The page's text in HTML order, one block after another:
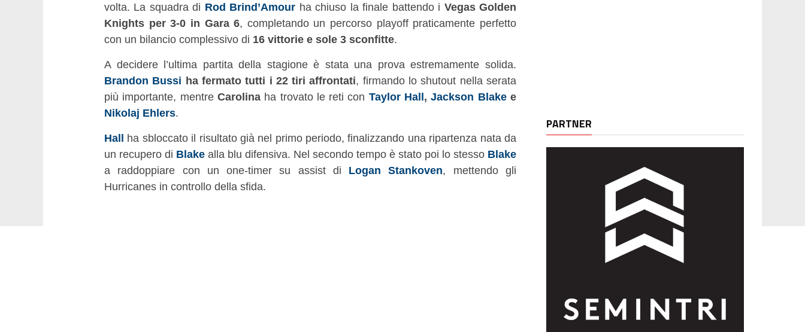
volta. La squadra di Rod Brind’Amour ha chiuso la finale battendo i Vegas Golden
Knights per 3-0 in Gara 6, completando un percorso playoff praticamente perfetto
con un bilancio complessivo di 16 vittorie e sole 3 sconfitte.
A decidere l’ultima partita della stagione è stata una prova estremamente solida.
Brandon Bussi ha fermato tutti i 22 tiri affrontati, firmando lo shutout nella serata
più importante, mentre Carolinaha trovato le reti con Taylor Hall,Jackson Blakee
Nikolaj Ehlers.
Hall ha sbloccato il risultato già nel primo periodo, finalizzando una ripartenza nata da
un recupero di Blake alla blu difensiva. Nel secondo tempo è stato poi lo stesso Blake
a raddoppiare con un one-timer su assist di Logan Stankoven, mettendo gli
Hurricanes in controllo della sfida.
PARTNER